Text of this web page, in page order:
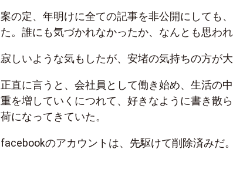
案の定、年明けに全ての記事を非公開にしても
た。誰にも気づかれなかったか、なんとも思わ
寂しいような気もしたが、安堵の気持ちの方が大
正直に言うと、会社員として働き始め、生活の
重を増していくにつれて、好きなように書き散
荷になってきていた。
facebookのアカウントは、先駆けて削除済みだ。